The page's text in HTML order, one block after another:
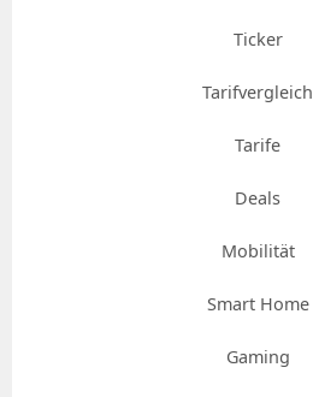
Ticker
Tarifvergleich
Tarife
Deals
Mobilität
Smart Home
Gaming